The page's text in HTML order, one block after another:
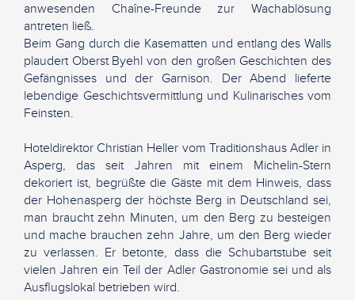
anwesenden Chaîne-Freunde zur Wachablösung
antreten ließ.
Beim Gang durch die Kasematten und entlang des Walls
plaudert Oberst Byehl von den großen Geschichten des
Gefängnisses und der Garnison. Der Abend lieferte
lebendige Geschichtsvermittlung und Kulinarisches vom
Feinsten.
Hoteldirektor Christian Heller vom Traditionshaus Adler in
Asperg, das seit Jahren mit einem Michelin-Stern
dekoriert ist, begrüßte die Gäste mit dem Hinweis, dass
der Hohenasperg der höchste Berg in Deutschland sei,
man braucht zehn Minuten, um den Berg zu besteigen
und mache brauchen zehn Jahre, um den Berg wieder
zu verlassen. Er betonte, dass die Schubartstube seit
vielen Jahren ein Teil der Adler Gastronomie sei und als
Ausflugslokal betrieben wird.